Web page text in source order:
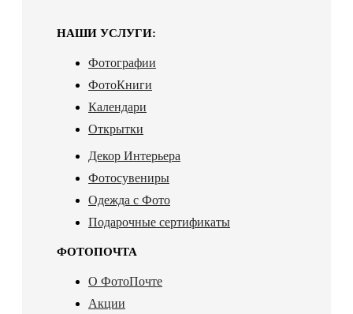
НАШИ УСЛУГИ:
Фотографии
ФотоКниги
Календари
Открытки
Декор Интерьера
Фотосувениры
Одежда с Фото
Подарочные сертификаты
ФОТОПОЧТА
О ФотоПочте
Акции